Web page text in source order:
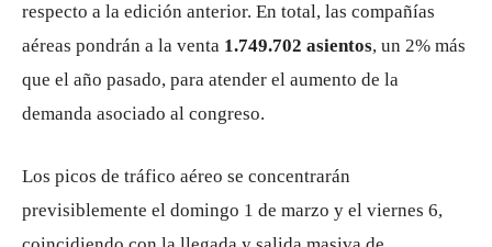
respecto a la edición anterior. En total, las compañías
aéreas pondrán a la venta 1.749.702 asientos, un 2% más
que el año pasado, para atender el aumento de la
demanda asociado al congreso.
Los picos de tráfico aéreo se concentrarán
previsiblemente el domingo 1 de marzo y el viernes 6,